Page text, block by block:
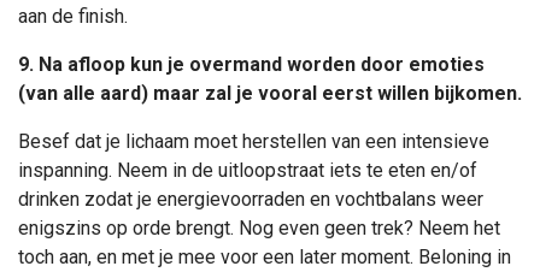
aan de finish.
9. Na afloop kun je overmand worden door emoties
(van alle aard) maar zal je vooral eerst willen bijkomen.
Besef dat je lichaam moet herstellen van een intensieve
inspanning. Neem in de uitloopstraat iets te eten en/of
drinken zodat je energievoorraden en vochtbalans weer
enigszins op orde brengt. Nog even geen trek? Neem het
toch aan, en met je mee voor een later moment. Beloning in